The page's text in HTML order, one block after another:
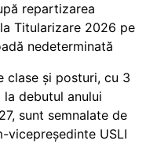
repartizarea
Titularizare 2026 pe
nedeterminată
clase și posturi, cu 3
la debutul anului
sunt semnalate de
vicepreședinte USLI